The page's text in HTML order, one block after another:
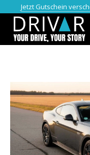
Jetzt Gutschein